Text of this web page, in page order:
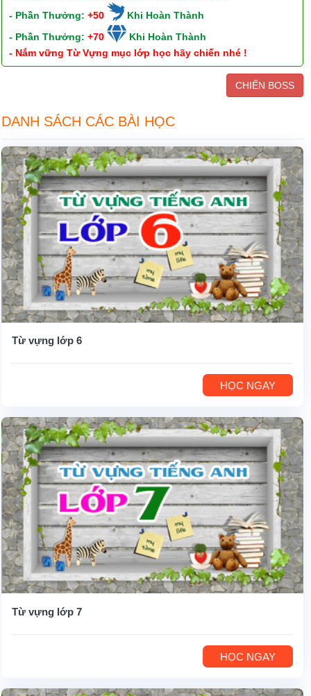
- Phần Thưởng:+50
Khi Hoàn Thành
- Phần Thưởng:+70
Khi Hoàn Thành
- Nắm vững Từ Vựng mục lớp học hãy chiến nhé !
CHIẾN BOSS
DANH SÁCH CÁC BÀI HỌC
Từ vựng lớp 6
HỌC NGAY
Từ vựng lớp 7
HỌC NGAY